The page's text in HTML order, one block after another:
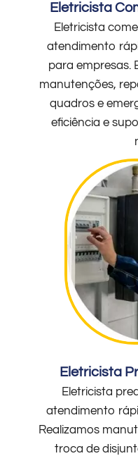
Eletricista
Eletricista
atendimento
para empresas.
manutenções,
quadros e
eficiência e
Eletricista
Eletricista
atendimento
Realizamos
troca de